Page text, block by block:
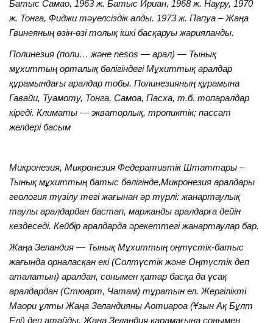
Батыс Самао, 1963 ж. Батыс Ириан, 1968 ж. Науру, 1970
ж. Тонга, Фиджи тәуелсіздік алды. 1973 ж. Папуа – Жаңа
Гвинеяның өзін-өзі толық ішкі басқаруы жарияланды.
Полинезия (поли… және nesos — арал) — Тынық
мұхиттың орталық бөлігіндегі Мұхиттық аралдар
құрамындағы аралдар тобы. Полинезияның құрамына
Гавайи, Туамоту, Тонга, Самоа, Пасха, т.б. топаралдар
кіреді. Климаты — экваторлық, тропиктік; пассат
желдері басым
Микронезия, Микронезия Федеративтік Штаттары –
Тынық мұхиттың батыс бөлігінде,Микронезия аралдары
геология түзілу тегі жағынан әр түрлі: жанартаулық
таулы аралдардан бастап, маржанды аралдарға дейін
кездеседі. Кейбір аралдарда әрекеттегі жанартаулар бар.
Жаңа Зеландия — Тынық Мұхиттың оңтүстік-батыс
жағында орналасқан екі (Солтүстік және Оңтүстік деп
аталатын) аралдан, сонымен қатар басқа да ұсақ
аралдардан (Стюарт, Чатам) тұратын ел. Жергілікті
Маори ұлты Жаңа Зеландияны Аотиароа (Ұзын Ақ Бұлт
Елі) деп атайды. Жаңа Зеландия қарамағына сонымен